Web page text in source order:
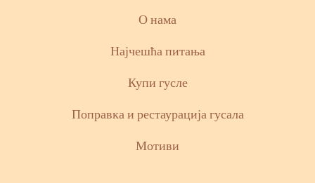
О нама
Најчешћа питања
Купи гусле
Поправка и рестаурација гусала
Мотиви